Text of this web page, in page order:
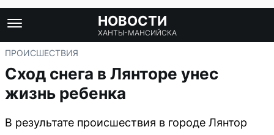
НОВОСТИ
ХАНТЫ-МАНСИЙСКА
ПРОИСШЕСТВИЯ
Сход снега в Лянторе унес
жизнь ребенка
В результате происшествия в городе Лянтор